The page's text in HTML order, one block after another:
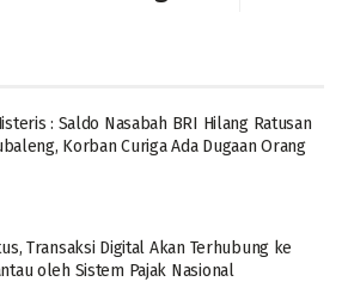
: Saldo Nasabah BRI Hilang Ratusan
Korban Curiga Ada Dugaan Orang
Transaksi Digital Akan Terhubung ke
oleh Sistem Pajak Nasional